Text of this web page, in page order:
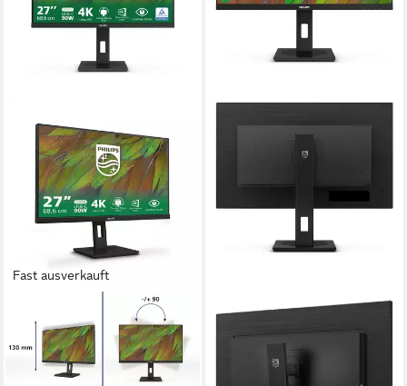
Fast ausverkauft
27B1U3900/00 TFT-Monitor
68,6 cm/ 27 Zoll
Diagonale
3840 x 2160 px, 4K Ultra HD Auflösung
PHILIPS
27B1N3800 - 27 Zoll Ultra
HD, höhenverstellbar,
Lautsprecher, Adaptive TFT-